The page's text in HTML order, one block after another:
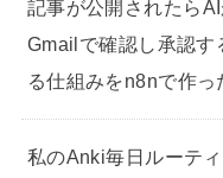
記事が公開されたら
Gmailで確認し承認す
る仕組みをn8nで作っ
私のAnki毎日ルーテ